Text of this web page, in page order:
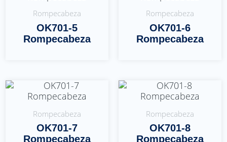
Rompecabeza
OK701-5
Rompecabeza
Rompecabeza
OK701-6
Rompecabeza
Rompecabeza
OK701-7
Rompecabeza
Rompecabeza
OK701-8
Rompecabeza